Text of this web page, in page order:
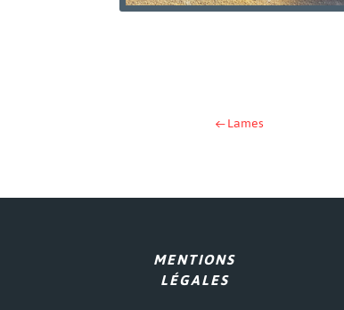
←Lames
MENTIONS
LÉGALES